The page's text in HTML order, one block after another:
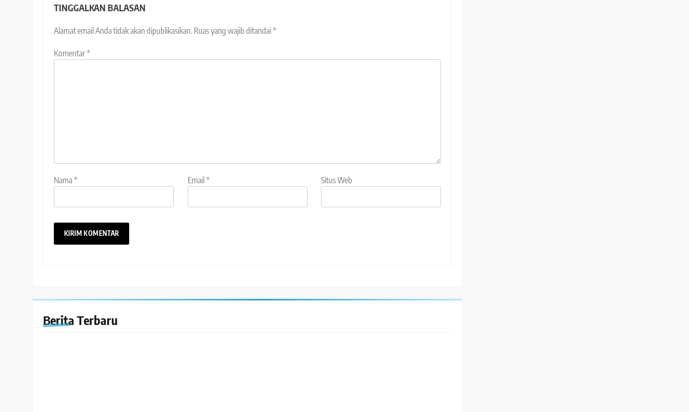
TINGGALKAN BALASAN
Alamat email Anda tidak akan dipublikasikan. Ruas yang wajib ditandai*
Komentar*
Nama* Email * Situs Web
Berita Terbaru